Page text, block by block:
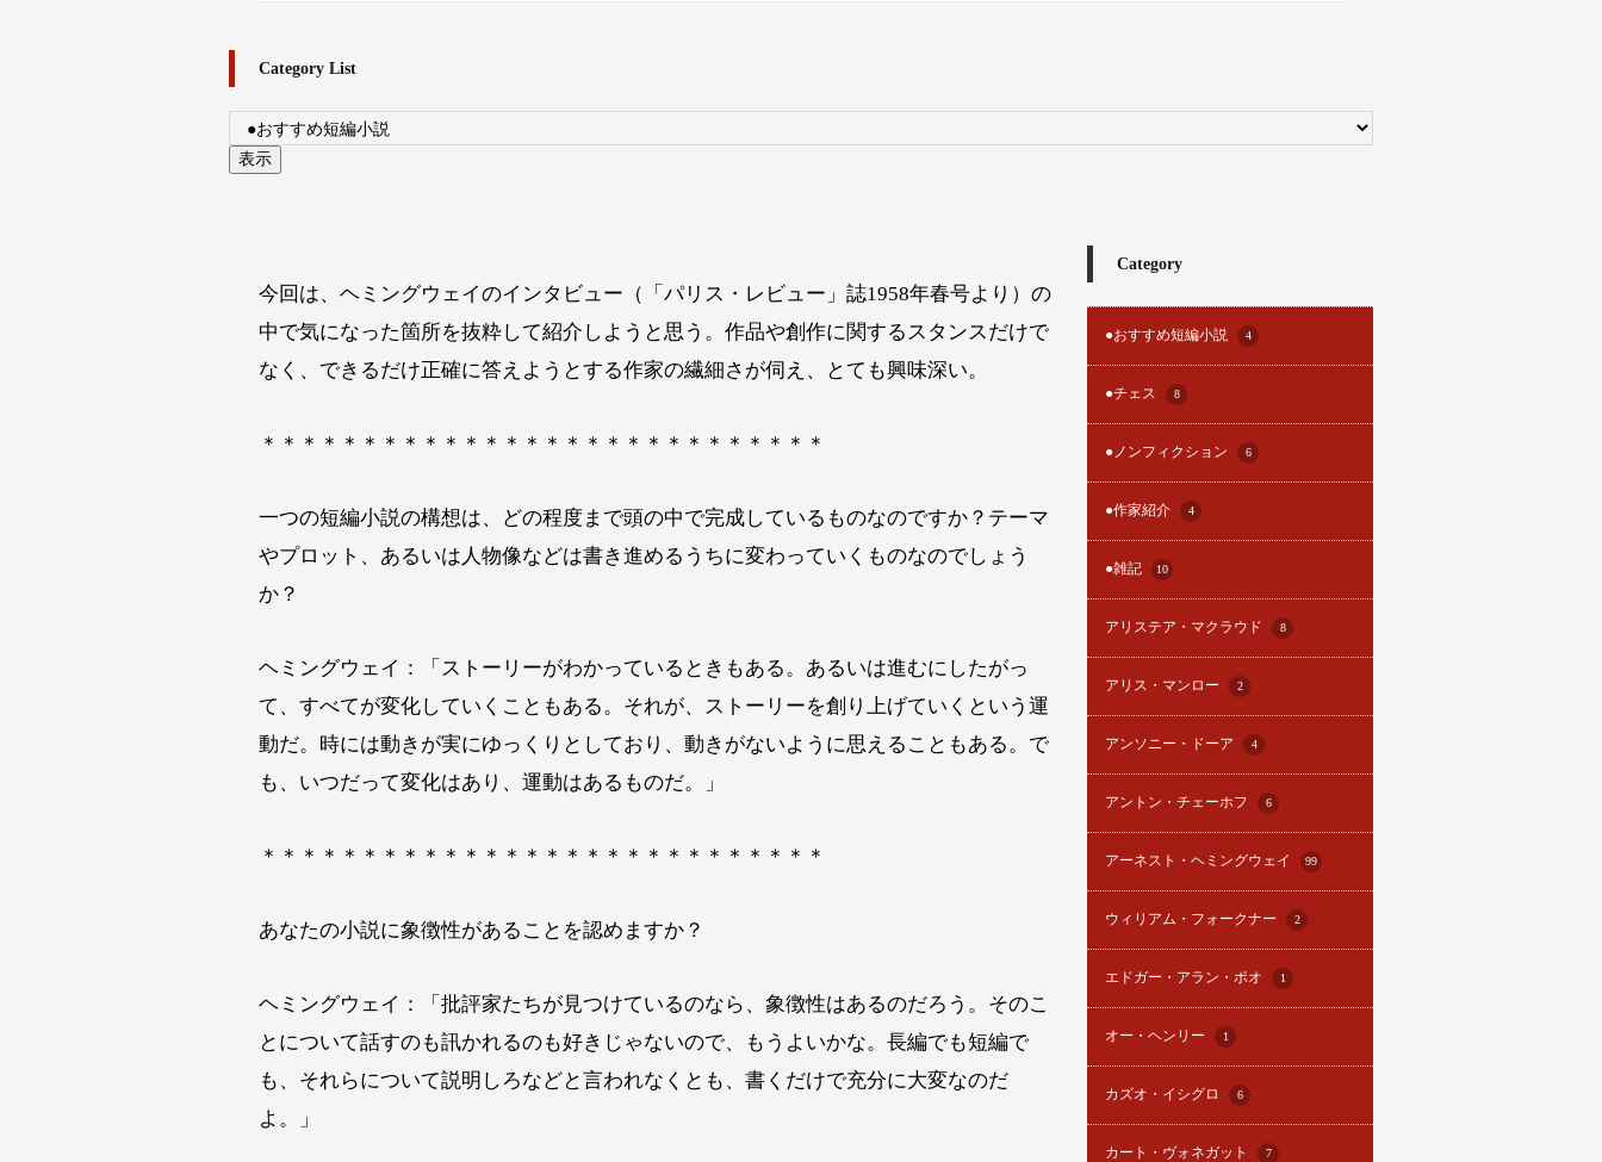
Category List
今回は、ヘミングウェイのインタビュー（「パリス・レビュー」誌1958年春号より）の
中で気になった箇所を抜粋して紹介しようと思う。作品や創作に関するスタンスだけで
なく、できるだけ正確に答えようとする作家の繊細さが伺え、とても興味深い。
＊＊＊＊＊＊＊＊＊＊＊＊＊＊＊＊＊＊＊＊＊＊＊＊＊＊＊＊
一つの短編小説の構想は、どの程度まで頭の中で完成しているものなのですか？テーマ
やプロット、あるいは人物像などは書き進めるうちに変わっていくものなのでしょう
か？
ヘミングウェイ：「ストーリーがわかっているときもある。あるいは進むにしたがっ
て、すべてが変化していくこともある。それが、ストーリーを創り上げていくという運
動だ。時には動きが実にゆっくりとしており、動きがないように思えることもある。で
も、いつだって変化はあり、運動はあるものだ。」
＊＊＊＊＊＊＊＊＊＊＊＊＊＊＊＊＊＊＊＊＊＊＊＊＊＊＊＊
あなたの小説に象徴性があることを認めますか？
ヘミングウェイ：「批評家たちが見つけているのなら、象徴性はあるのだろう。そのこ
とについて話すのも訊かれるのも好きじゃないので、もうよいかな。長編でも短編で
も、それらについて説明しろなどと言われなくとも、書くだけで充分に大変なのだ
よ。」
Category
●おすすめ短編小説 4
●チェス 8
●ノンフィクション 6
●作家紹介 4
●雑記 10
アリステア・マクラウド 8
アリス・マンロー 2
アンソニー・ドーア 4
アントン・チェーホフ 6
アーネスト・ヘミングウェイ 99
ウィリアム・フォークナー 2
エドガー・アラン・ポオ 1
オー・ヘンリー 1
カズオ・イシグロ 6
カート・ヴォネガット 7